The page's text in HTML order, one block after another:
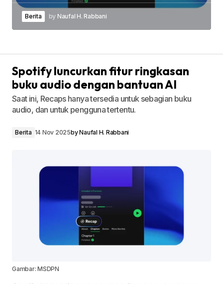
Berita by Naufal H. Rabbani
Spotify luncurkan fitur ringkasan
buku audio dengan bantuan AI
Saat ini, Recaps hanya tersedia untuk sebagian buku
audio, dan untuk pengguna tertentu.
Berita 14 Nov 2025byNaufal H. Rabbani
Gambar: MSDPN